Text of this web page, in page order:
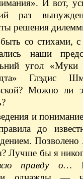
И вот,
раз
решения
со стихами,
наши
угол «Муки
Глэдис
Можно ли
и
до
Лучше бы я
правду о…